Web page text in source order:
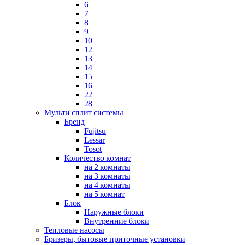
6
7
8
9
10
12
13
14
15
16
22
28
Мульти сплит системы
Бренд
Fujitsu
Lessar
Tosot
Количество комнат
на 2 комнаты
на 3 комнаты
на 4 комнаты
на 5 комнат
Блок
Наружные блоки
Внутренние блоки
Тепловые насосы
Бризеры, бытовые приточные установки